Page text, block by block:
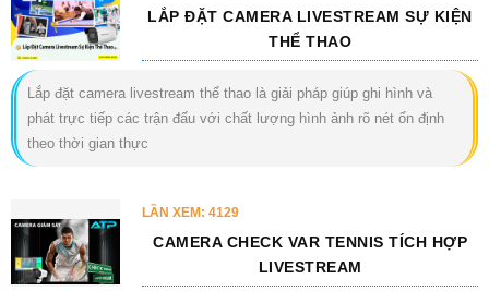
LẮP ĐẶT CAMERA LIVESTREAM SỰ KIỆN
THỂ THAO
Lắp đặt camera livestream thể thao là giải pháp giúp ghi hình và
phát trực tiếp các trận đấu với chất lượng hình ảnh rõ nét ổn định
theo thời gian thực
LẦN XEM: 4129
CAMERA CHECK VAR TENNIS TÍCH HỢP
LIVESTREAM